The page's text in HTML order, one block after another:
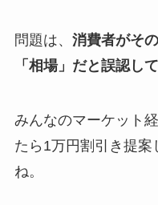
問題は、 消費者がそ
「相場」だと誤認し
みんなのマーケット
たら1万円割引き提案
ね。